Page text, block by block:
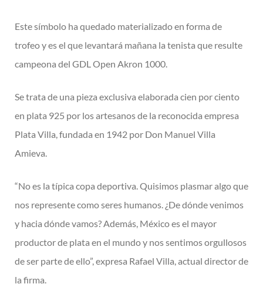
Este símbolo ha quedado materializado en forma de
trofeo y es el que levantará mañana la tenista que resulte
campeona del GDL Open Akron 1000.
Se trata de una pieza exclusiva elaborada cien por ciento
en plata 925 por los artesanos de la reconocida empresa
Plata Villa, fundada en 1942 por Don Manuel Villa
Amieva.
“No es la típica copa deportiva. Quisimos plasmar algo que
nos represente como seres humanos. ¿De dónde venimos
y hacia dónde vamos? Además, México es el mayor
productor de plata en el mundo y nos sentimos orgullosos
de ser parte de ello”, expresa Rafael Villa, actual director de
la firma.